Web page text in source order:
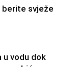
berite svježe
u vodu dok